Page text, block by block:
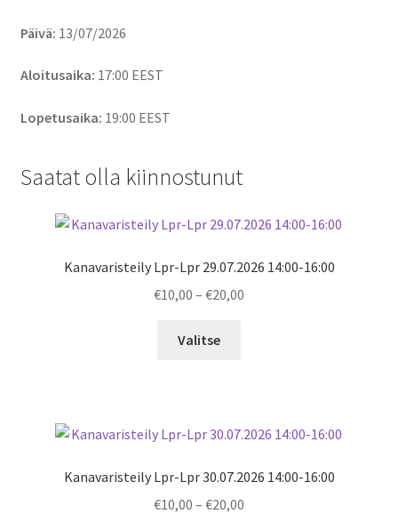
Päivä: 13/07/2026
Aloitusaika: 17:00 EEST
Lopetusaika: 19:00 EEST
Saatat olla kiinnostunut
Kanavaristeily Lpr-Lpr 29.07.2026 14:00-16:00
€10,00 – €20,00
Valitse
Kanavaristeily Lpr-Lpr 30.07.2026 14:00-16:00
€10,00 – €20,00